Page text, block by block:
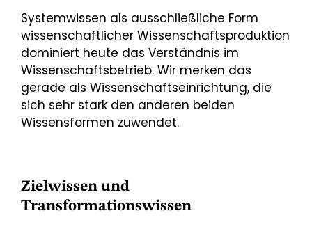
Systemwissen als ausschließliche Form
wissenschaftlicher Wissenschaftsproduktion
dominiert heute das Verständnis im
Wissenschaftsbetrieb. Wir merken das
gerade als Wissenschaftseinrichtung, die
sich sehr stark den anderen beiden
Wissensformen zuwendet.
Zielwissen und
Transformationswissen